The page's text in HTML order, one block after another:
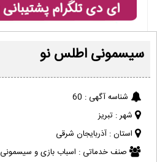
سیسمونی اطلس نو
شناسه آگهی : 60
شهر : تبریز
استان : آذربایجان شرقی
صنف خدماتی : اسباب بازی و سیسمونی